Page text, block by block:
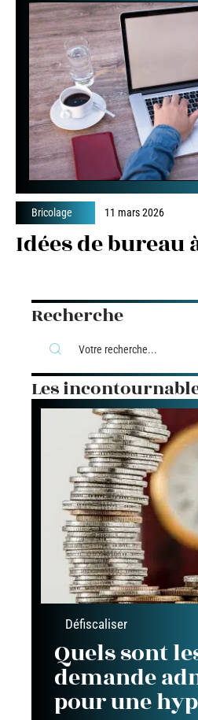
Bricolage 11 mars 2026
Idées de
Recherche
Les
Défiscaliser
Quels sont
demande
pour une